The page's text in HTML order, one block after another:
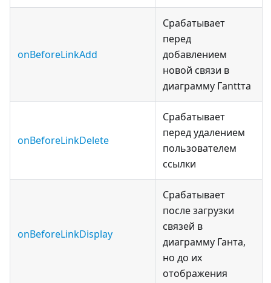
onBeforeLinkAdd
Срабатывает
перед
добавлением
новой связи в
диаграмму Гanttта
onBeforeLinkDelete
Срабатывает
перед удалением
пользователем
ссылки
onBeforeLinkDisplay
Срабатывает
после загрузки
связей в
диаграмму Ганта,
но до их
отображения